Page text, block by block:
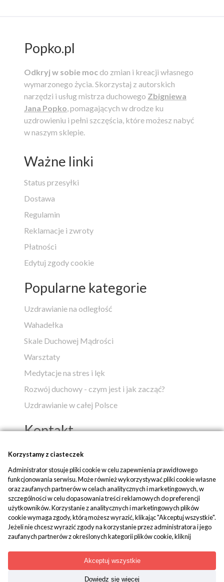
Popko.pl
Odkryj w sobie moc do zmian i kreacji własnego
wymarzonego życia.Skorzystaj z autorskich
narzędzi i usług mistrza duchowego Zbigniewa
Jana Popko, pomagających w drodze ku
uzdrowieniu i pełni szczęścia, które możesz nabyć
w naszym sklepie.
Ważne linki
Status przesyłki
Dostawa
Regulamin
Reklamacje i zwroty
Płatności
Edytuj zgody cookie
Popularne kategorie
Uzdrawianie na odległość
Wahadełka
Skale Duchowej Mądrości
Warsztaty
Medytacje na stres i lęk
Rozwój duchowy - czym jest i jak zacząć?
Uzdrawianie w całej Polsce
Kontakt
Popko - Centrum Medytacji i Uzdrawiania
ul. Piaskowa 1
42-700 Rusinowice
tel:+48 509 580 042
mail:biuro@popko.pl
Media społecznościowe:
YouTube|Facebook|Instagram
Korzystamy z ciasteczek
Administrator stosuje pliki cookie w celu zapewnienia prawidłowego
funkcjonowania serwisu. Może również wykorzystywać pliki cookie własne
oraz zaufanych partnerów w celach analitycznych i marketingowych, w
szczególności w celu dopasowania treści reklamowych do preferencji
użytkowników. Korzystanie z analitycznych i marketingowych plików
cookie wymaga zgody, którą możesz wyrazić, klikając "Akceptuj wszystkie".
Jeżeli nie chcesz wyrazić zgody na korzystanie przez administratora i jego
zaufanych partnerów z określonych kategorii plików cookie, kliknij
można wycofać w każdym momencie poprzez zmianę preferencji plików
cookie. Możliwość edycji zgód cookie znajdziesz w stopce strony pod
przyciskiem "Edytuj zgody cookie".
Dowiedz się więcej
Akceptuj wszystkie